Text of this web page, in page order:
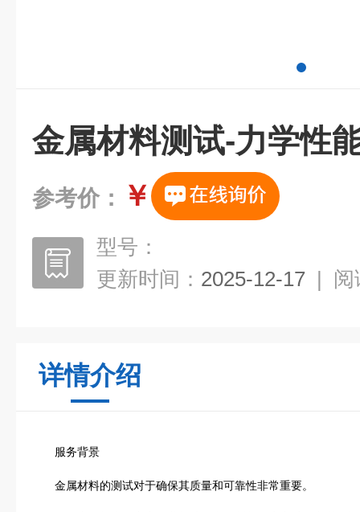
金属材料测试-力学性
参考价： ￥
型号：
更新时间： 2025-12-17 | 阅
详情介绍
服务背景
金属材料的测试对于确保其质量和可靠性非常重要。